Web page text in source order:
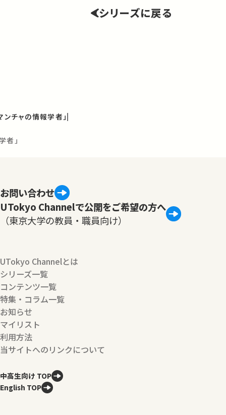
シリーズに戻る
ンチャの情報学者」
者」
お問い合わせ
UTokyo Channelで公開をご希望の方へ
（東京大学の教員・職員向け）
UTokyo Channelとは
シリーズ一覧
コンテンツ一覧
特集・コラム一覧
お知らせ
マイリスト
利用方法
当サイトへのリンクについて
中高生向け TOP
English TOP